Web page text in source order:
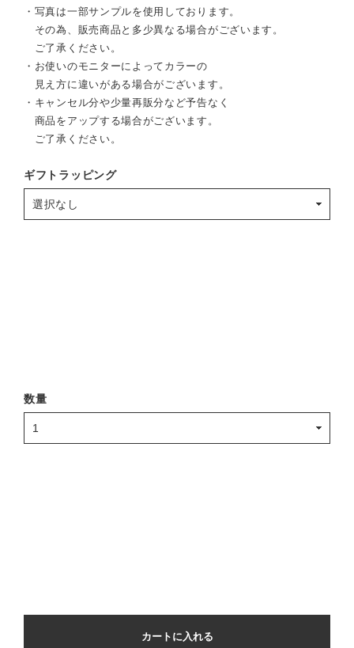
・写真は一部サンプルを使用しております。
その為、販売商品と多少異なる場合がございます。
ご了承ください。
・お使いのモニターによってカラーの
見え方に違いがある場合がございます。
・キャンセル分や少量再販分など予告なく
商品をアップする場合がございます。
ご了承ください。
ギフトラッピング
数量
カートに入れる